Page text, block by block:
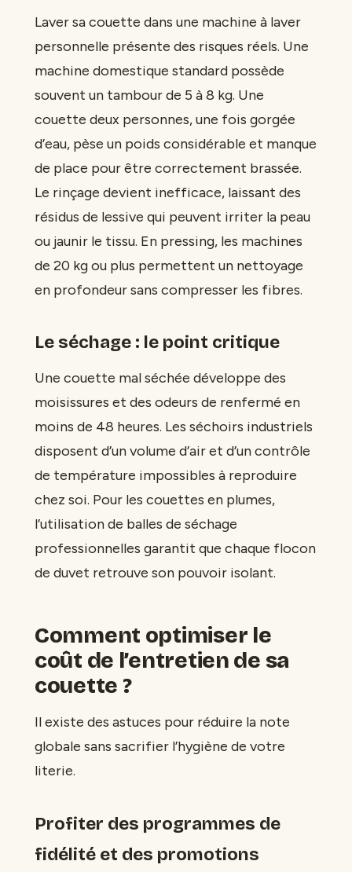
Laver sa couette dans une machine à laver
personnelle présente des risques réels. Une
machine domestique standard possède
souvent un tambour de 5 à 8 kg. Une
couette deux personnes, une fois gorgée
d’eau, pèse un poids considérable et manque
de place pour être correctement brassée.
Le rinçage devient inefficace, laissant des
résidus de lessive qui peuvent irriter la peau
ou jaunir le tissu. En pressing, les machines
de 20 kg ou plus permettent un nettoyage
en profondeur sans compresser les fibres.
Le séchage : le point critique
Une couette mal séchée développe des
moisissures et des odeurs de renfermé en
moins de 48 heures. Les séchoirs industriels
disposent d’un volume d’air et d’un contrôle
de température impossibles à reproduire
chez soi. Pour les couettes en plumes,
l’utilisation de balles de séchage
professionnelles garantit que chaque flocon
de duvet retrouve son pouvoir isolant.
Comment optimiser le
coût de l’entretien de sa
couette ?
Il existe des astuces pour réduire la note
globale sans sacrifier l’hygiène de votre
literie.
Profiter des programmes de
fidélité et des promotions